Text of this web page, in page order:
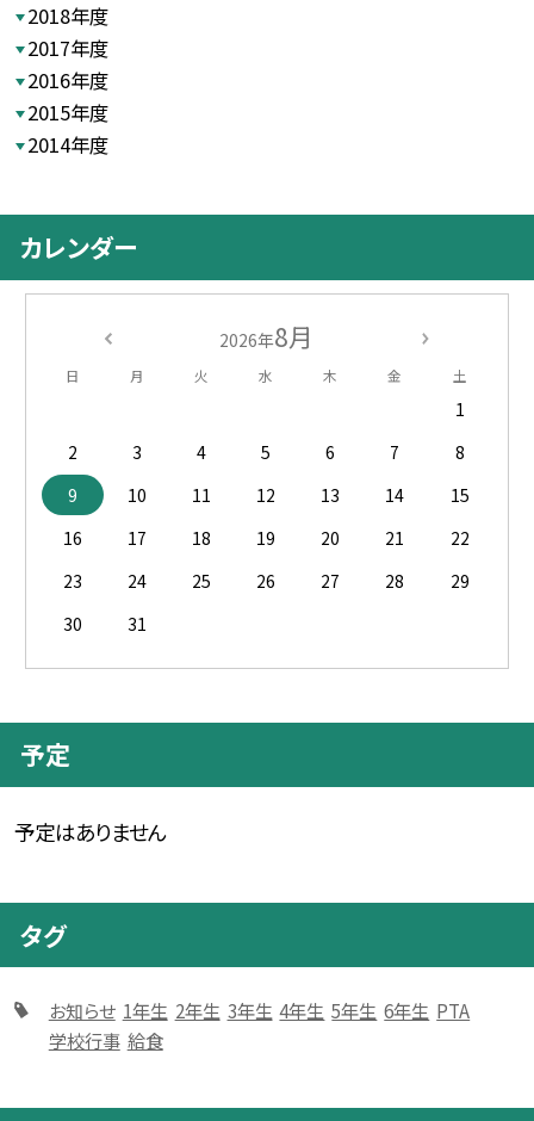
2018年度
2017年度
2016年度
2015年度
2014年度
カレンダー
2026年8月
日 月 火 水 木 金 土
1
2
3 4 5 6 7
8
9
10 11 12 13 14
15
16
17 18 19 20 21
22
23
24 25 26 27 28
29
30
31
予定
予定はありません
タグ
お知らせ 1年生 2年生 3年生 4年生 5年生 6年生 PTA
学校行事 給食